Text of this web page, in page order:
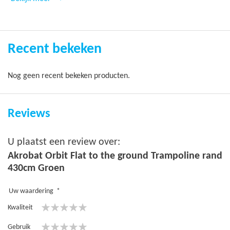
Recent bekeken
Nog geen recent bekeken producten.
Reviews
U plaatst een review over:
Akrobat Orbit Flat to the ground Trampoline rand
430cm Groen
Uw waardering
Kwaliteit
Gebruik